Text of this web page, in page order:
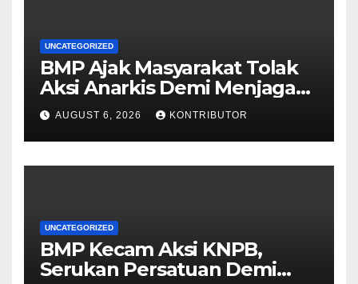
UNCATEGORIZED
BMP Ajak Masyarakat Tolak
Aksi Anarkis Demi Menjaga
Keamanan dan
Pembangunan Papua
AUGUST 6, 2026 KONTRIBUTOR
UNCATEGORIZED
BMP Kecam Aksi KNPB,
Serukan Persatuan Demi